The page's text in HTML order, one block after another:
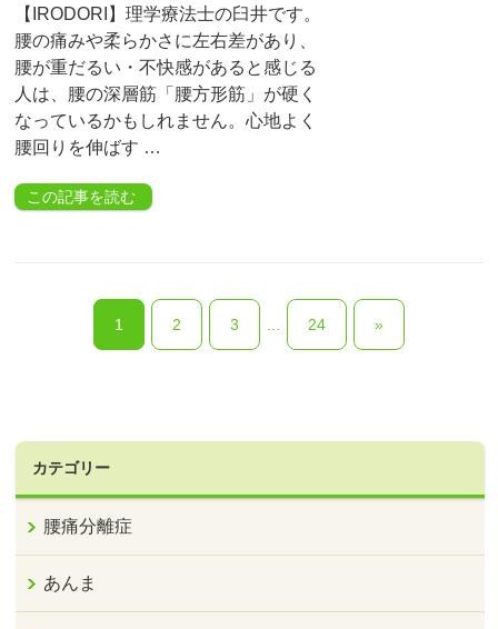
【IRODORI】理学療法士の臼井です。
腰の痛みや柔らかさに左右差があり、
腰が重だるい・不快感があると感じる
人は、腰の深層筋「腰方形筋」が硬く
なっているかもしれません。心地よく
腰回りを伸ばす …
この記事を読む
1 2 3 … 24 »
カテゴリー
腰痛分離症
あんま